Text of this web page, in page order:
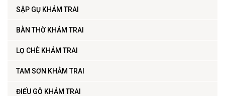
SẬP GỤ KHẢM TRAI
BÀN THỜ KHẢM TRAI
LỌ CHÈ KHẢM TRAI
TAM SƠN KHẢM TRAI
ĐIẾU GỖ KHẢM TRAI